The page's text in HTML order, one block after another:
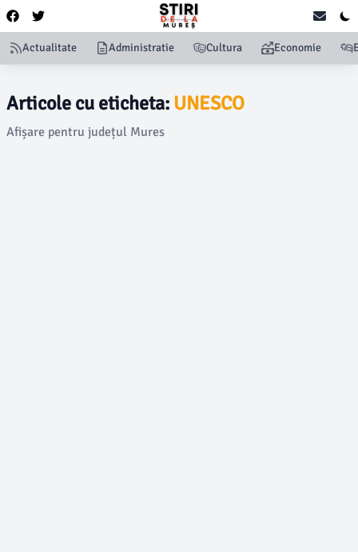
Actualitate Administratie Cultura Economie
Articole cu eticheta: UNESCO
Afișare pentru județul Mures